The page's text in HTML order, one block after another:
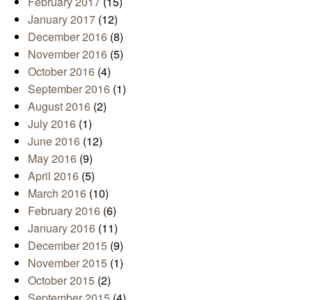
January 2017 (12)
December 2016 (8)
November 2016 (5)
October 2016 (4)
September 2016 (1)
August 2016 (2)
July 2016 (1)
June 2016 (12)
May 2016 (9)
April 2016 (5)
March 2016 (10)
February 2016 (6)
January 2016 (11)
December 2015 (9)
November 2015 (1)
October 2015 (2)